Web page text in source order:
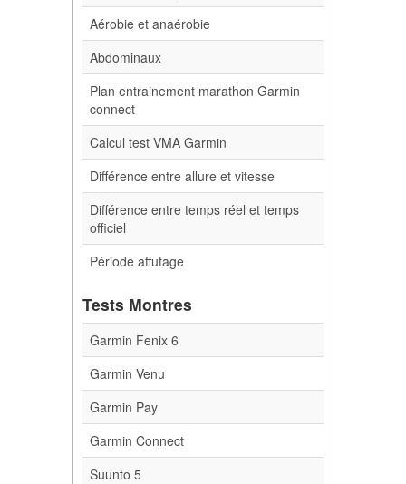
Aérobie et anaérobie
Abdominaux
Plan entrainement marathon Garmin
connect
Calcul test VMA Garmin
Différence entre allure et vitesse
Différence entre temps réel et temps
officiel
Période affutage
Tests Montres
Garmin Fenix 6
Garmin Venu
Garmin Pay
Garmin Connect
Suunto 5